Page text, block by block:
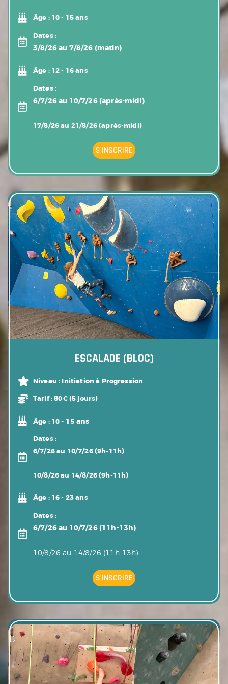
Âge :10 - 15 ans
Dates :
3/8/26 au 7/8/26 (matin)
Âge :12 - 16 ans
Dates :
6/7/26 au 10/7/26 (après-midi)
17/8/26 au 21/8/26 (après-midi)
S'INSCRIRE
ESCALADE (BLOC)
Niveau :Initiation à Progression
Tarif :80€ (5 jours)
Âge :10- 15 ans
Dates :
6/7/26 au 10/7/26 (9h-11h)
10/8/26 au 14/8/26 (9h-11h)
Âge :16 - 23 ans
Dates :
6/7/26 au 10/7/26 (11h-13h)
10/8/26 au 14/8/26 (11h-13h)
S'INSCRIRE